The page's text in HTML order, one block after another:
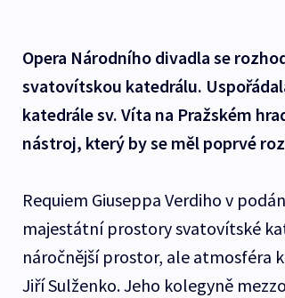
Opera Národního divadla se
svatovítskou katedrálu.
katedrále sv. Víta na Pražském
nástroj, který by se měl poprvé
Requiem Giuseppa Verdiho v
majestátní prostory svatovítské
náročnější prostor, ale atmosféra
Jiří Sulženko. Jeho kolegyně